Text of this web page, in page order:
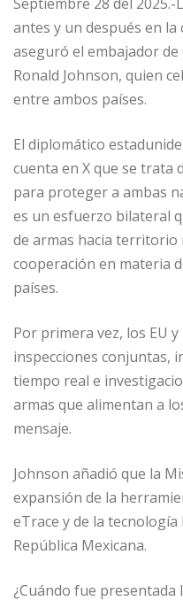
antes y un después en
aseguró el embajador de
Ronald Johnson, quien
entre ambos países.
El diplomático
cuenta en X que se trata
para proteger a ambas
es un esfuerzo bilateral
de armas hacia territorio
cooperación en materia
países.
Por primera vez, los EU
inspecciones conjuntas,
tiempo real e
armas que alimentan a
mensaje.
Johnson añadió que la
expansión de la
eTrace y de la
República Mexicana.
¿Cuándo fue presentada